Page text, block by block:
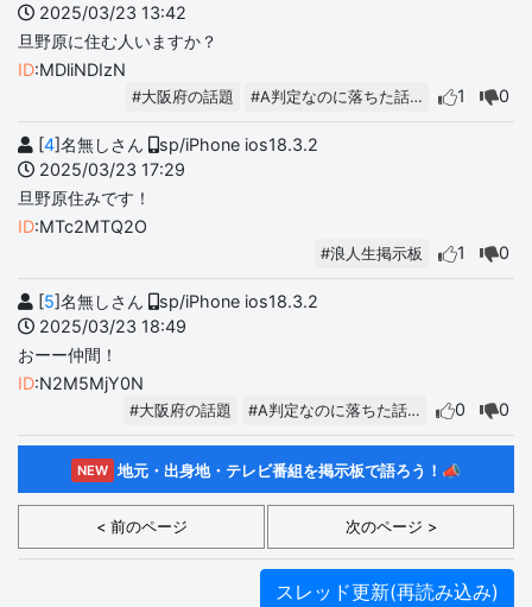
2025/03/23 13:42
旦野原に住む人いますか？
ID:MDliNDIzN
#大阪府の話題 #A判定なのに落ちた話… 1 0
[4]名無しさん
sp/iPhone ios18.3.2
2025/03/23 17:29
旦野原住みです！
ID:MTc2MTQ2O
#浪人生掲示板 1 0
[5]名無しさん
sp/iPhone ios18.3.2
2025/03/23 18:49
おーー仲間！
ID:N2M5MjY0N
#大阪府の話題 #A判定なのに落ちた話… 0 0
NEW 地元・出身地・テレビ番組を掲示板で語ろう！📣
< 前のページ 次のページ >
スレッド更新(再読み込み)